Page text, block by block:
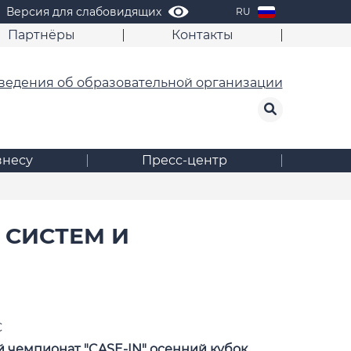
Версия для слабовидящих RU
Партнёры Контакты
об образовательной организации
Пресс-центр
И